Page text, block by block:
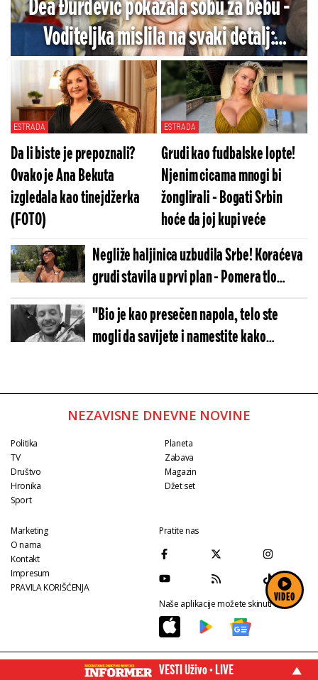
VIDEO
Dea Đurđević pokazala sobu za bebu -
Voditeljka mislila na svaki detalj:
"Oaza mira i sreće" (VIDEO)
ESTRADA
Da li biste je prepoznali?
Ovako je Ana Bekuta
izgledala kao tinejdžerka
(FOTO)
ESTRADA
Grudi kao fudbalske lopte!
Njenim cicama mnogi bi
žonglirali - Bogati Srbin
hoće da joj kupi veće
Negliže haljinica uzbudila Srbe! Koraćeva
grudi stavila u prvi plan - Pomera tlo
koliko je dobra (FOTO)
"Bio je kao presečen napola, telo ste
mogli da savijete i namestite kako
NEZAVISNE DNEVNE NOVINE
Politika
TV
Društvo
Hronika
Sport
Planeta
Zabava
Magazin
Džet set
Marketing
O nama
Kontakt
Impresum
PRAVILA KORIŠĆENJA
Pratite nas
Naše aplikacije možete skinuti na:
VESTI Uživo • LIVE